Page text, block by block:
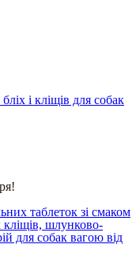
і кліщів для собак
таблеток зі смаком
кліщів, шлунково-
для собак вагою від